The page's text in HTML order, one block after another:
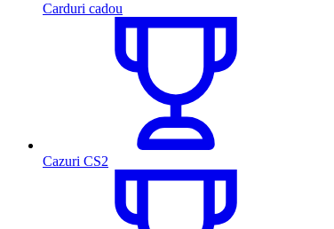
Carduri cadou
Cazuri CS2